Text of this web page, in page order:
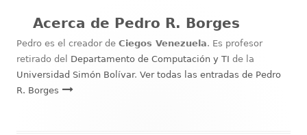
Acerca de Pedro R. Borges
Pedro es el creador de Ciegos Venezuela. Es profesor
retirado del Departamento de Computación y TI de la
Universidad Simón Bolívar. Ver todas las entradas de Pedro
R. Borges